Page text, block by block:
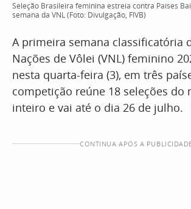
Seleção Brasileira feminina estreia contra Países
semana da VNL (Foto: Divulgação, FIVB)
A primeira semana classificatória
Nações de Vôlei (VNL) feminino
nesta quarta-feira (3), em três
competição reúne 18 seleções do
inteiro e vai até o dia 26 de julho.
CONTINUA APÓS A